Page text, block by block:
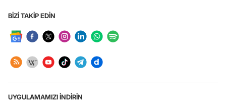
BİZİ TAKİP EDİN
UYGULAMAMIZI İNDİRİN